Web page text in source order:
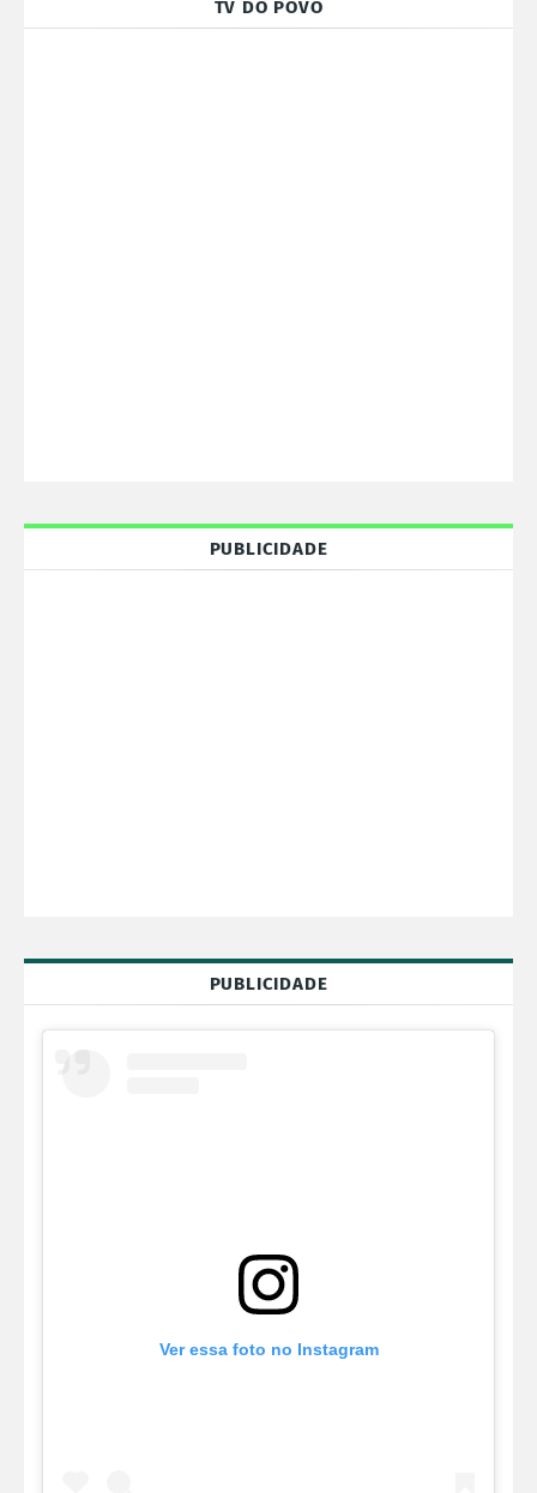
TV DO POVO
PUBLICIDADE
PUBLICIDADE
Ver essa foto no Instagram